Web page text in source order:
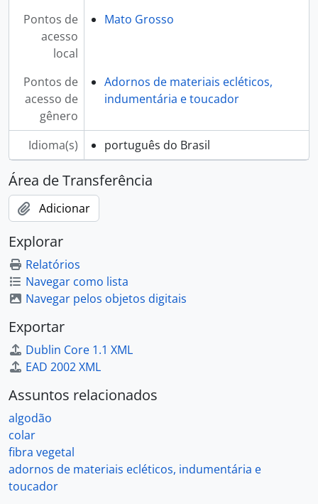
Pontos de
acesso
local
Mato Grosso
Pontos de
acesso de
gênero
Adornos de materiais ecléticos,
indumentária e toucador
Idioma(s) português do Brasil
Área de Transferência
Adicionar
Explorar
Relatórios
Navegar como lista
Navegar pelos objetos digitais
Exportar
Dublin Core 1.1 XML
EAD 2002 XML
Assuntos relacionados
algodão
colar
fibra vegetal
adornos de materiais ecléticos, indumentária e
toucador